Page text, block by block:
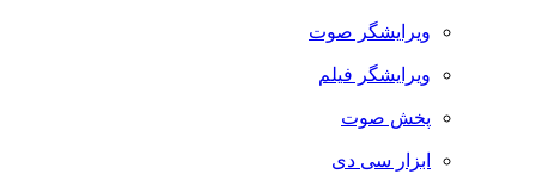
ویرایشگر صوت
ویرایشگر فیلم
پخش صوت
ابزار سی دی